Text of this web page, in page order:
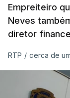
Empreiteiro
Neves
diretor
RTP / cerca de